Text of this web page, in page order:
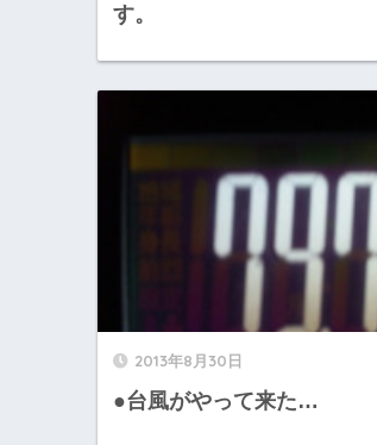
す。
2013年8月30日
●台風がやって来た…